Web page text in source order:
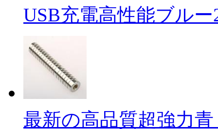
USB充電高性能ブルー
最新の高品質超強力青